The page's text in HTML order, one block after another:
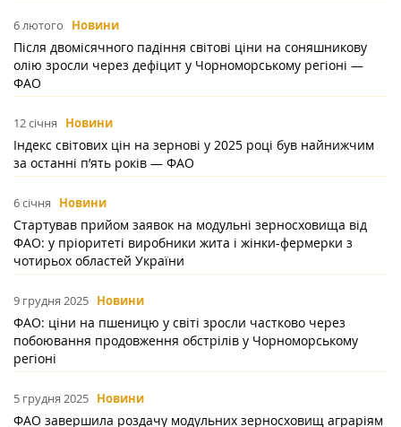
6 лютого Новини
Після двомісячного падіння світові ціни на соняшникову
олію зросли через дефіцит у Чорноморському регіоні —
ФАО
12 січня Новини
Індекс світових цін на зернові у 2025 році був найнижчим
за останні п’ять років — ФАО
6 січня Новини
Стартував прийом заявок на модульні зерносховища від
ФАО: у пріоритеті виробники жита і жінки-фермерки з
чотирьох областей України
9 грудня 2025 Новини
ФАО: ціни на пшеницю у світі зросли частково через
побоювання продовження обстрілів у Чорноморському
регіоні
5 грудня 2025 Новини
ФАО завершила роздачу модульних зерносховищ аграріям